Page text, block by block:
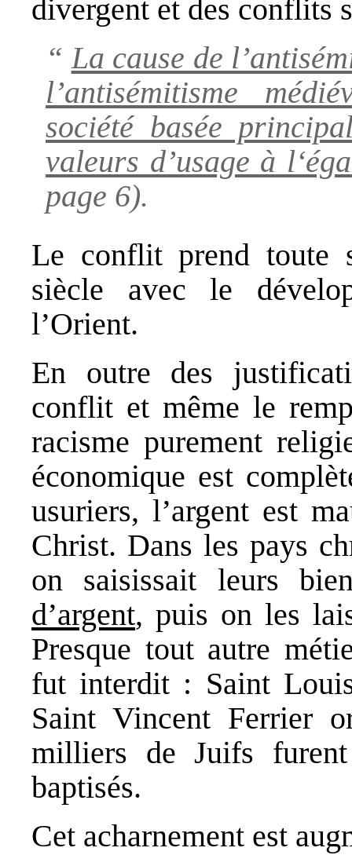
divergent et des conflits
“ La cause de
l’antisémitisme
société basée
valeurs d’usage à
page 6).
Le conflit prend toute
siècle avec le
l’Orient.
En outre des
conflit et même le
racisme purement
économique est
usuriers, l’argent est
Christ. Dans les pays
on saisissait leurs
d’argent, puis on les
Presque tout autre
fut interdit : Saint
Saint Vincent Ferrier
milliers de Juifs
baptisés.
Cet acharnement est